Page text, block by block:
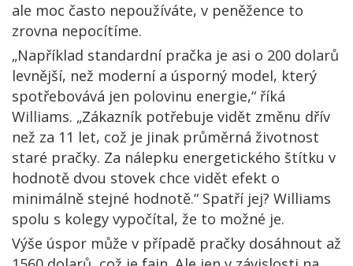
ale moc často nepoužíváte, v peněžence to
zrovna nepocítíme.
„Například standardní pračka je asi o 200 dolarů
levnější, než moderní a úsporný model, který
spotřebovává jen polovinu energie,“ říká
Williams. „Zákazník potřebuje vidět změnu dřív
než za 11 let, což je jinak průměrná životnost
staré pračky. Za nálepku energetického štítku v
hodnotě dvou stovek chce vidět efekt o
minimálně stejné hodnotě.“ Spatří jej? Williams
spolu s kolegy vypočítal, že to možné je.
Výše úspor může v případě pračky dosáhnout až